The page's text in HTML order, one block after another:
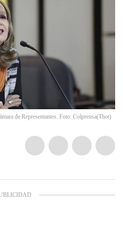
de Representantes. Foto: Colprensa(Thot)